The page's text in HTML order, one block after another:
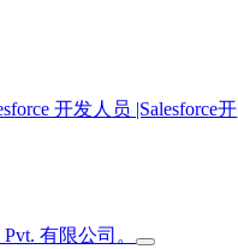
开发人员 |Salesforce开
Pvt. 有限公司。